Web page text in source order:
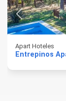
Apart Hoteles
Entrepinos